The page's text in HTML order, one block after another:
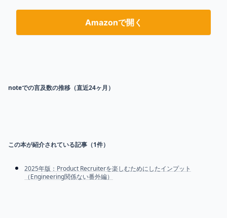
Amazonで開く
noteでの言及数の推移（直近24ヶ月）
この本が紹介されている記事（1件）
2025年版：Product Recruiterを楽しむためにしたインプット
（Engineering関係ない番外編）